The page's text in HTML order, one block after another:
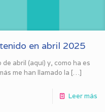
en abril 2025
abril (aquí) y, como ha es
me han llamado la […]
Leer más